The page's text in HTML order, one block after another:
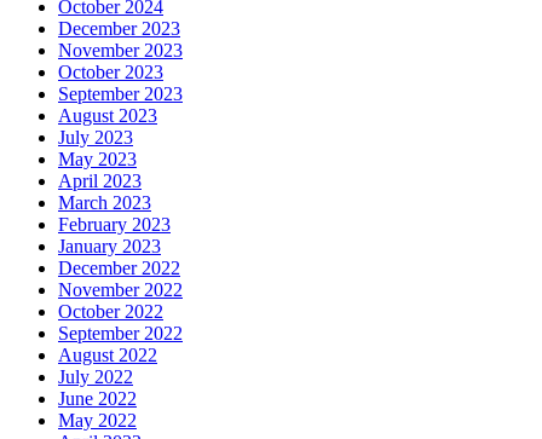
October 2024
December 2023
November 2023
October 2023
September 2023
August 2023
July 2023
May 2023
April 2023
March 2023
February 2023
January 2023
December 2022
November 2022
October 2022
September 2022
August 2022
July 2022
June 2022
May 2022